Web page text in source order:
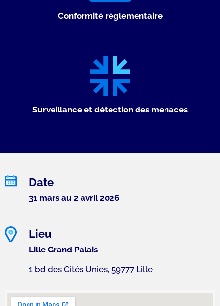
Conformité réglementaire
Surveillance et détection des menaces
Date
31 mars au 2 avril 2026
Lieu
Lille Grand Palais
1 bd des Cités Unies, 59777 Lille